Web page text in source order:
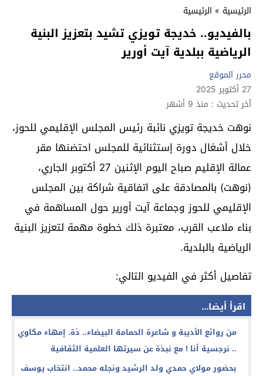
الرئيسية » الرئيسية
بالفيديو.. خديجة تويزي تشيد بتعزيز البنية
الرياضية ببلدية آيت أورير
محرر الموقع
27 أكتوبر 2025
آخر تحديث : منذ 9 أشهر
نوهت خديجة تويزي نائبة رئيس المجلس الإقليمي للحوز،
خلال أشغال دورة إستثنائية للمجلس احتضنها مقر
عمالة الإقليم صباح اليوم الإثنين 27 أكتوبر الجاري،
(نوهت) بالمصادقة على اتفاقية شراكة بين المجلس
الإقليمي للحوز وجماعة آيت أورير حول المساهمة في
بناء ملاعب القرب، معتبرة ذلك خطوة مهمة لتعزيز البنية
الرياضية بالبلدية.
تفاصيل أكثر في الفيديو التالي:
اقرأ أيضا...
من روائع الأديبة و شاعرة الحمامة البيضاء.. ذة. إمهاء مكاوي
.. نرجسية أنا ! مع نبذة عن سيرتها العلمية الثقافية
بحضور مولاي حمدي ولد الرشيد ونجله محمد.. انتخاب يوسف